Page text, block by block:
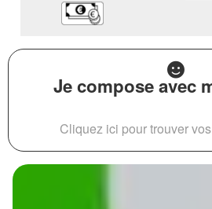
Je compose avec
Cliquez ici pour trouver